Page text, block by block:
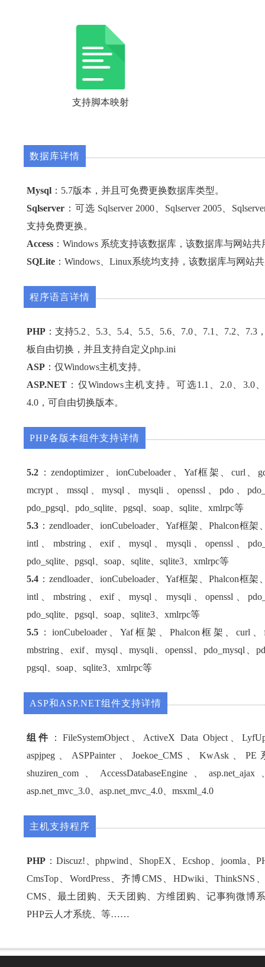
支持脚本映射
数据库详情
Mysql ：5.7版本，并且可免费更换数据库类型。
Sqlserver ：可选 Sqlserver 2000、Sqlserver 2005、
支持免费更换。
Access ：Windows 系统支持该数据库，该数据库与网站
SQLite ：Windows、Linux系统均支持，该数据库与网站
程序语言详情
PHP ：支持5.2、5.3、5.4、5.5、5.6、7.0、7.1、7.2、
板自由切换，并且支持自定义php.ini
ASP ：仅Windows主机支持。
ASP.NET ：仅Windows主机支持。可选1.1、2.0、3.0
4.0，可自由切换版本。
PHP各版本组件支持详情
5.2 ：zendoptimizer、ionCubeloader、Yaf框架、curl、
mcrypt、mssql、mysql、mysqli、openssl、pdo、
pdo_pgsql、pdo_sqlite、pgsql、soap、sqlite、xmlrpc等
5.3 ：zendloader、ionCubeloader、Yaf框架、Phalcon框
intl、mbstring、exif、mysql、mysqli、openssl、
pdo_sqlite、pgsql、soap、sqlite、sqlite3、xmlrpc等
5.4 ：zendloader、ionCubeloader、Yaf框架、Phalcon框
intl、mbstring、exif、mysql、mysqli、openssl、
pdo_sqlite、pgsql、soap、sqlite3、xmlrpc等
5.5 ：ionCubeloader、Yaf框架、Phalcon框架、curl
mbstring、exif、mysql、mysqli、openssl、pdo_mysql、
pgsql、soap、sqlite3、xmlrpc等
ASP和ASP.NET组件支持详情
组件
：FileSystemObject、ActiveX Data Object、
aspjpeg、ASPPainter、Joekoe_CMS、KwAsk、
shuziren_com、AccessDatabaseEngine、
asp.net_mvc_3.0、asp.net_mvc_4.0、msxml_4.0
主机支持程序
PHP ：Discuz!、phpwind、ShopEX、Ecshop、joomla、
CmsTop、WordPress、齐博CMS、HDwiki、ThinkSNS
CMS、最土团购、天天团购、方维团购、记事狗微博
PHP云人才系统、等……